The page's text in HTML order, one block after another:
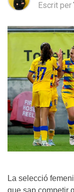
Escrit per
La selecció
que sap competir